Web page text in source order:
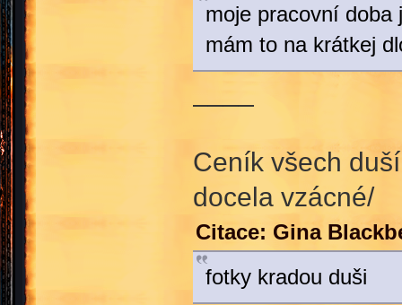
moje pracovní doba
mám to na krátkej
Ceník všech
docela vzácné/
Citace: Gina
fotky kradou duši